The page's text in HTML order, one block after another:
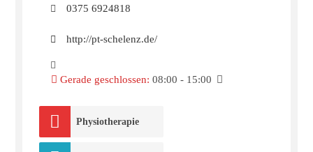
0375 6924818
http://pt-schelenz.de/
Gerade geschlossen: 08:00 - 15:00
Physiotherapie